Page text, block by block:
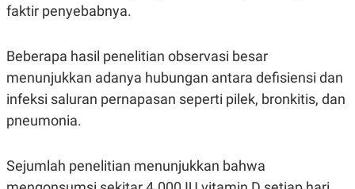
T
C
A
E
Y
S
E
L
E
A
S
.
L
A
K
I
faktir penyebabnya.
Beberapa hasil penelitian observasi besar
menunjukkan adanya hubungan antara defisiensi dan
infeksi saluran pernapasan seperti pilek, bronkitis, dan
pneumonia.
Sejumlah penelitian menunjukkan bahwa